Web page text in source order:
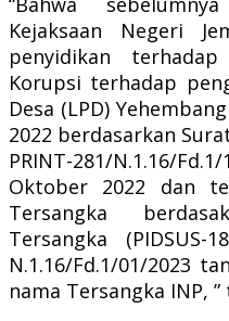
Kejaksaan Negeri
penyidikan
Korupsi terhadap
Desa (LPD)
2022 berdasarkan
PRINT-281/N.1.16/
Oktober 2022 dan
Tersangka
Tersangka
N.1.16/Fd.1/01/2023
nama Tersangka INP, ”